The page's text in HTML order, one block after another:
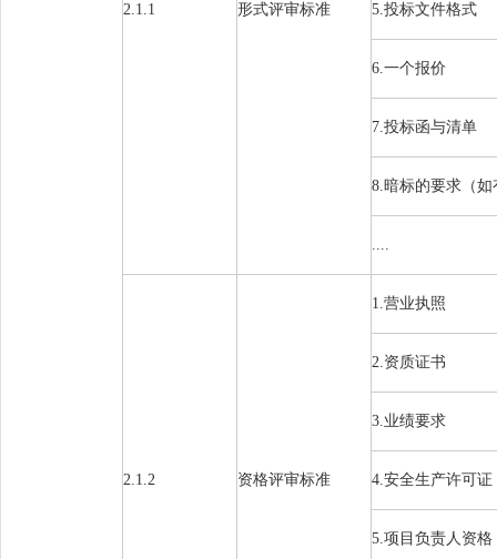
2.1.1 形式评审标准 5.投标文件格式
6.一个报价
7.投标函与清单
8.暗标的要求（如
....
2.1.2 资格评审标准
1.营业执照
2.资质证书
3.业绩要求
4.安全生产许可证
5.项目负责人资格